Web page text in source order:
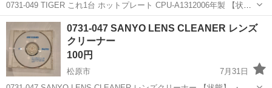
0731-049 TIGER これ1台 ホットプレート CPU-A1312006年製 【状
態】 ・使用に伴う多少のスレ、キズ、落としきれない汚れなどござい
ます ・詳細は現地でご確認ください ・お値引きは出来か...
大阪 松原市
0731-047 SANYO LENS CLEANER レンズ
クリーナー
100円
松原市
7月31日